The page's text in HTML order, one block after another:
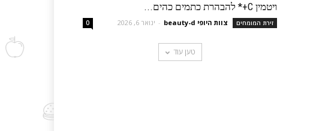
ויטמין C+* להבהרת כתמים כהים...
זירת המומחים צוות היופי beauty-d - ינואר 6, 2026 0
טען עוד